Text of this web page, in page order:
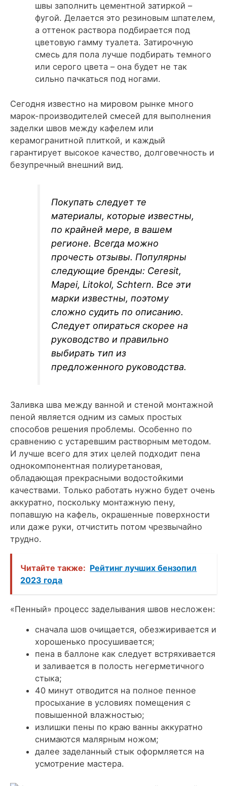
швы заполнить цементной затиркой –
фугой. Делается это резиновым шпателем,
а оттенок раствора подбирается под
цветовую гамму туалета. Затирочную
смесь для пола лучше подбирать темного
или серого цвета – она будет не так
сильно пачкаться под ногами.
Сегодня известно на мировом рынке много
марок-производителей смесей для выполнения
заделки швов между кафелем или
керамогранитной плиткой, и каждый
гарантирует высокое качество, долговечность и
безупречный внешний вид.
Покупать следует те
материалы, которые известны,
по крайней мере, в вашем
регионе. Всегда можно
прочесть отзывы. Популярны
следующие бренды: Ceresit,
Mapei, Litokol, Schtern. Все эти
марки известны, поэтому
сложно судить по описанию.
Следует опираться скорее на
руководство и правильно
выбирать тип из
предложенного руководства.
Заливка шва между ванной и стеной монтажной
пеной является одним из самых простых
способов решения проблемы. Особенно по
сравнению с устаревшим растворным методом.
И лучше всего для этих целей подходит пена
однокомпонентная полиуретановая,
обладающая прекрасными водостойкими
качествами. Только работать нужно будет очень
аккуратно, поскольку монтажную пену,
попавшую на кафель, окрашенные поверхности
или даже руки, отчистить потом чрезвычайно
трудно.
Читайте также: Рейтинг лучших бензопил
2023 года
«Пенный» процесс заделывания швов несложен:
сначала шов очищается, обезжиривается и
хорошенько просушивается;
пена в баллоне как следует встряхивается
и заливается в полость негерметичного
стыка;
40 минут отводится на полное пенное
просыхание в условиях помещения с
повышенной влажностью;
излишки пены по краю ванны аккуратно
снимаются малярным ножом;
далее заделанный стык оформляется на
усмотрение мастера.